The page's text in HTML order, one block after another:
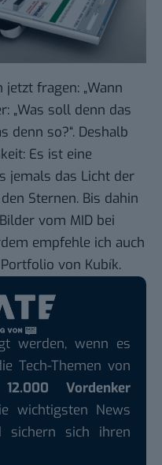
fragen: „Wann
„Was soll denn das
denn so?“. Deshalb
Es ist eine
jemals das Licht der
Sternen. Bis dahin
vom MID bei
empfehle ich auch
von Kubík.
werden, wenn es
Tech-Themen von
12.000 Vordenker
wichtigsten News
sich ihren